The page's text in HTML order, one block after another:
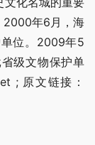
2000年6月，海
位。2009年5
级文物保护单
; 原文链接：